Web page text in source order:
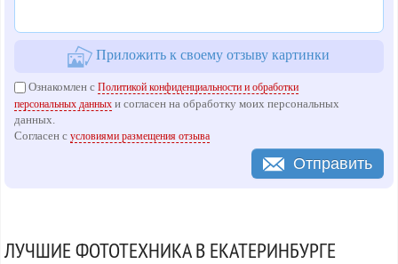
Приложить к своему отзыву картинки
Ознакомлен сПолитикой конфиденциальности и обработки
персональных данных и согласен на обработку моих персональных
данных.
Согласен сусловиями размещения отзыва
Отправить
ЛУЧШИЕ ФОТОТЕХНИКА В ЕКАТЕРИНБУРГЕ